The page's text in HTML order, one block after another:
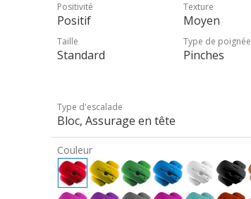
Positivité
Positif
Texture
Moyen
Taille
Standard
Type de poignée
Pinches
Type d'escalade
Bloc, Assurage en tête
Couleur